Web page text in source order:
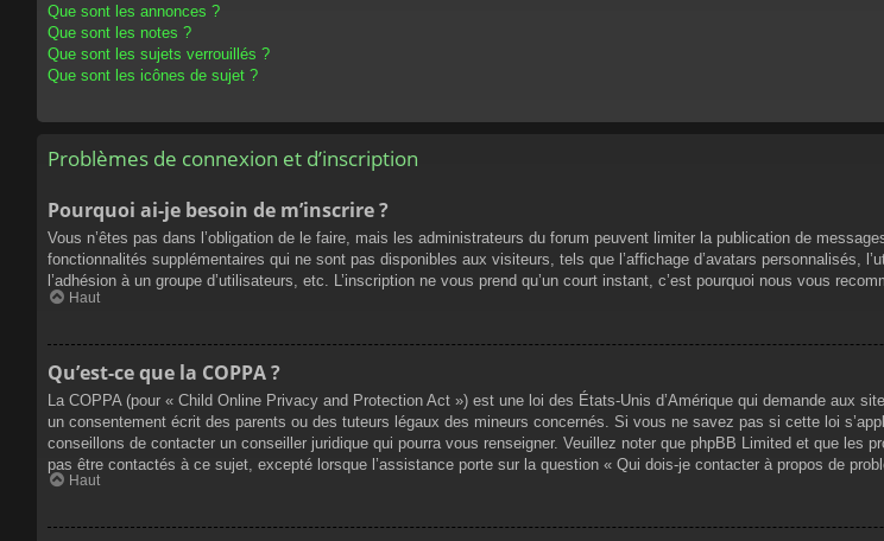
Que sont les annonces ?
Que sont les notes ?
Que sont les sujets verrouillés ?
Que sont les icônes de sujet ?
Problèmes de connexion et d’inscription
Pourquoi ai-je besoin de m’inscrire ?
Vous n’êtes pas dans l’obligation de le faire, mais les administrateurs du forum peuvent limiter la publication de
fonctionnalités supplémentaires qui ne sont pas disponibles aux visiteurs, tels que l’affichage d’avatars personnalisés,
l’adhésion à un groupe d’utilisateurs, etc. L’inscription ne vous prend qu’un court instant, c’est pourquoi nous vous
Haut
Qu’est-ce que la COPPA ?
La COPPA (pour « Child Online Privacy and Protection Act ») est une loi des États-Unis d’Amérique qui demande aux
un consentement écrit des parents ou des tuteurs légaux des mineurs concernés. Si vous ne savez pas si cette loi
conseillons de contacter un conseiller juridique qui pourra vous renseigner. Veuillez noter que phpBB Limited et que les
pas être contactés à ce sujet, excepté lorsque l’assistance porte sur la question « Qui dois-je contacter à propos de
Haut